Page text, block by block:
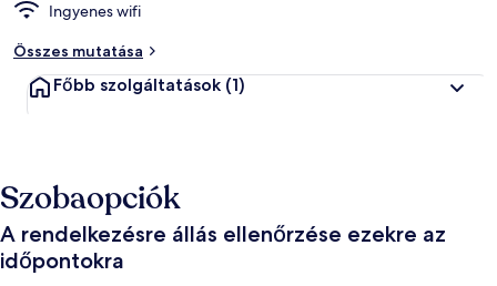
Ingyenes wifi
Összes mutatása
Főbb szolgáltatások (1)
Szobaopciók
A rendelkezésre állás ellenőrzése ezekre az
időpontokra